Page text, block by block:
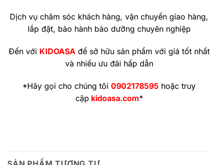
Dịch vụ chăm sóc khách hàng, vận chuyển giao hàng,
lắp đặt, bảo hành bảo dưỡng chuyên nghiệp
Đến với KIDOASA để sở hữu sản phẩm với giá tốt nhất
và nhiều ưu đãi hấp dẫn
*Hãy gọi cho chúng tôi 0902178595 hoặc truy
cập kidoasa.com*